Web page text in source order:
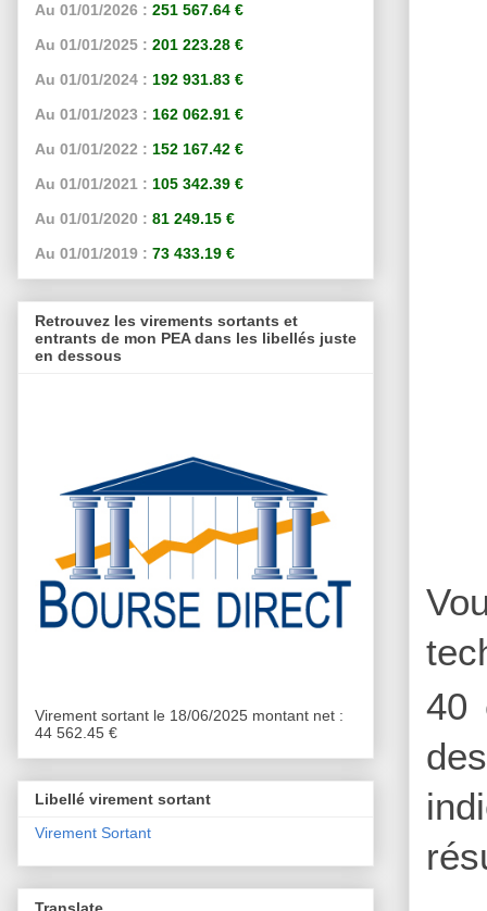
40
Au 01/01/2026 : 251 567.64 €
Au 01/01/2025 : 201 223.28 €
Au 01/01/2024 : 192 931.83 €
Au 01/01/2023 : 162 062.91 €
Au 01/01/2022 : 152 167.42 €
Au 01/01/2021 : 105 342.39 €
Au 01/01/2020 : 81 249.15 €
Au 01/01/2019 : 73 433.19 €
Retrouvez les virements sortants et
entrants de mon PEA dans les libellés juste
en dessous
Virement sortant le 18/06/2025 montant net :
44 562.45 €
Libellé virement sortant
Virement Sortant
Translate